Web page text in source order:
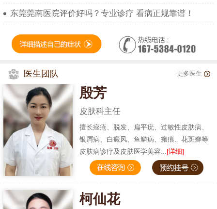
东莞莞南医院评价好吗？专业诊疗 看病正规靠谱！
医生团队 更多医生
殷芳
皮肤科主任
擅长痤疮、脱发、扁平疣、过敏性皮肤病、
银屑病、白癜风、鱼鳞病、瘢痕、花斑癣等
皮肤病诊疗及皮肤医学美容... [详细]
柯仙花